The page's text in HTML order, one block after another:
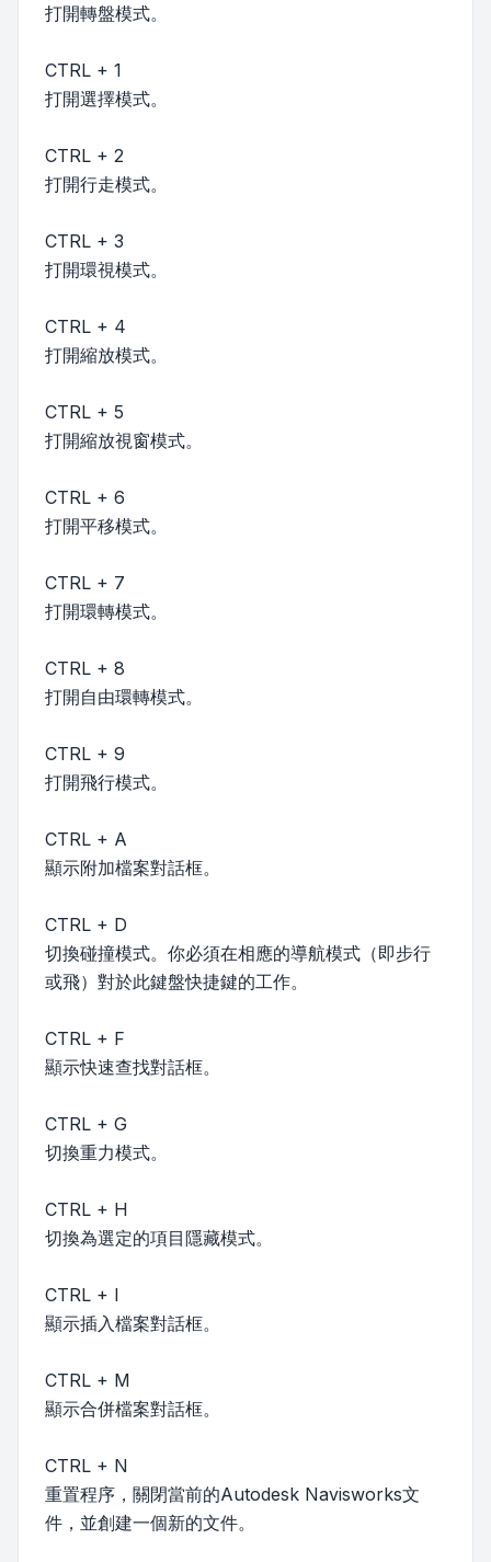
打開轉盤模式。
CTRL + 1
打開選擇模式。
CTRL + 2
打開行走模式。
CTRL + 3
打開環視模式。
CTRL + 4
打開縮放模式。
CTRL + 5
打開縮放視窗模式。
CTRL + 6
打開平移模式。
CTRL + 7
打開環轉模式。
CTRL + 8
打開自由環轉模式。
CTRL + 9
打開飛行模式。
CTRL + A
顯示附加檔案對話框。
CTRL + D
切換碰撞模式。你必須在相應的導航模式（即步行
或飛）對於此鍵盤快捷鍵的工作。
CTRL + F
顯示快速查找對話框。
CTRL + G
切換重力模式。
CTRL + H
切換為選定的項目隱藏模式。
CTRL + I
顯示插入檔案對話框。
CTRL + M
顯示合併檔案對話框。
CTRL + N
重置程序，關閉當前的Autodesk Navisworks文
件，並創建一個新的文件。